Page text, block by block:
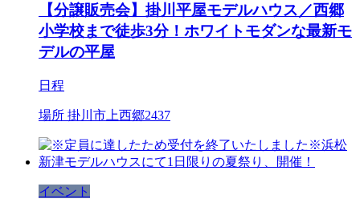
【分譲販売会】掛川平屋モデルハウス／西郷
小学校まで徒歩3分！ホワイトモダンな最新モ
デルの平屋
日程
場所 掛川市上西郷2437
イベント